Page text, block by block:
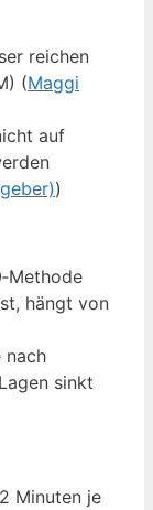
reichen
(Maggi
auf
)
hängt von
nach
sinkt
Minuten je